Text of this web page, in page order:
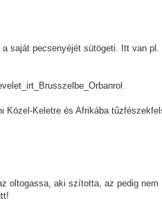
saját pecsenyéjét sütögeti. Itt van
Közel-Keletre és Afrikába
oltogassa, aki szította, az pedig nem